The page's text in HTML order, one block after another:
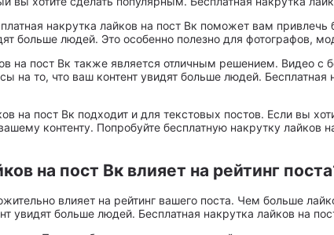
накрутка лайков на пост Вк поможет вам
больше людей. Это особенно полезно для фотографов,
на пост Вк также является отличным решением. Видео
на то, что ваш контент увидят больше людей.
на пост Вк подходит и для текстовых постов. Если вы
контенту. Попробуйте бесплатную накрутку лайков
на пост Вк влияет на рейтинг
влияет на рейтинг вашего поста. Чем больше
увидят больше людей. Бесплатная накрутка лайков на